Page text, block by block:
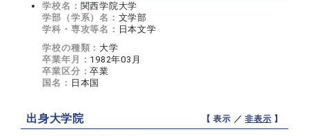
学校名： 関西学院大学
学部（学系）名： 文学部
学科・専攻等名： 日本文学
学校の種類： 大学
卒業年月： 1982年03月
卒業区分：卒業
国名： 日本国
出身大学院 【 表示 ／非表示 】